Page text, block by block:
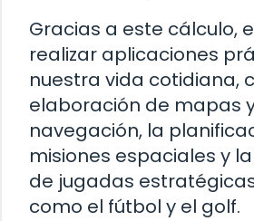
Gracias a este cálculo,
realizar aplicaciones
nuestra vida cotidiana,
elaboración de mapas
navegación, la
misiones espaciales y
de jugadas
como el fútbol y el golf.